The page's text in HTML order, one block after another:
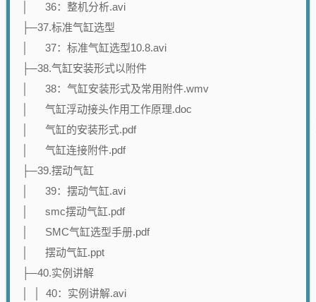
│ 36：整机分析.avi
├─37.标准气缸选型
│ 37：标准气缸选型10.8.avi
├─38.气缸安装形式以附件
│ 38：气缸安装形式及常用附件.wmv
│ 气缸浮动接头作用工作原理.doc
│ 气缸的安装形式.pdf
│ 气缸连接附件.pdf
├─39.摆动气缸
│ 39：摆动气缸.avi
│ smc摆动气缸.pdf
│ SMC气缸选型手册.pdf
│ 摆动气缸.ppt
├─40.实例讲解
│ │ 40：实例讲解.avi